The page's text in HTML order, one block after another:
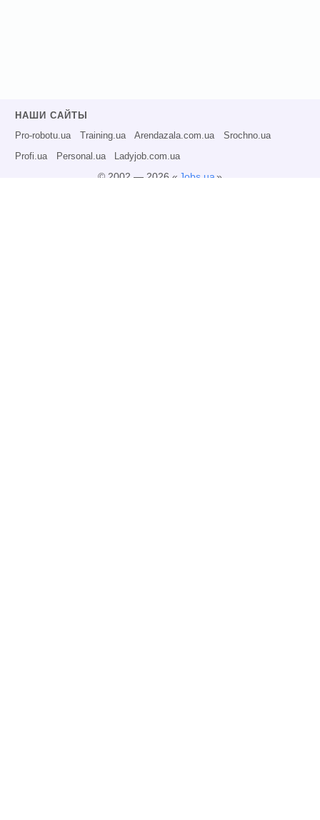
НАШИ САЙТЫ
Pro-robotu.ua Training.ua Arendazala.com.ua Srochno.ua
Profi.ua Personal.ua Ladyjob.com.ua
© 2002 — 2026 « Jobs.ua»